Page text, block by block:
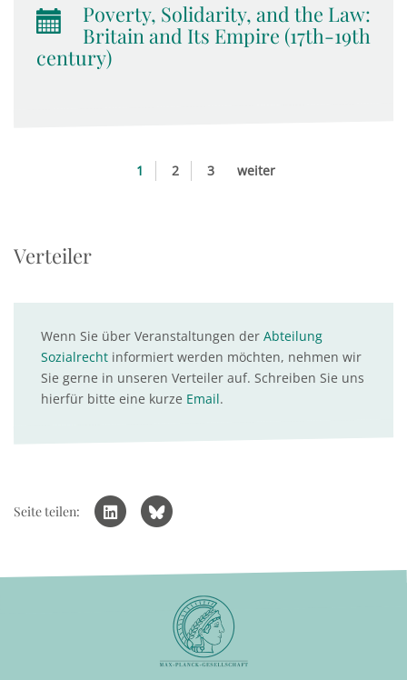
Poverty, Solidarity, and the Law:
Britain and Its Empire (17th-19th
century)
1 2 3 weiter
Verteiler
Wenn Sie über Veranstaltungen der Abteilung
Sozialrecht informiert werden möchten, nehmen wir
Sie gerne in unseren Verteiler auf. Schreiben Sie uns
hierfür bitte eine kurze Email.
Seite teilen: